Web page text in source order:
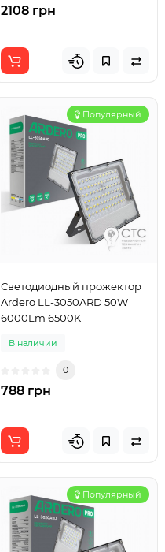
2108 грн
Популярный
Светодиодный прожектор
Ardero LL-3050ARD 50W
6000Lm 6500K
В наличии
0
788 грн
Популярный